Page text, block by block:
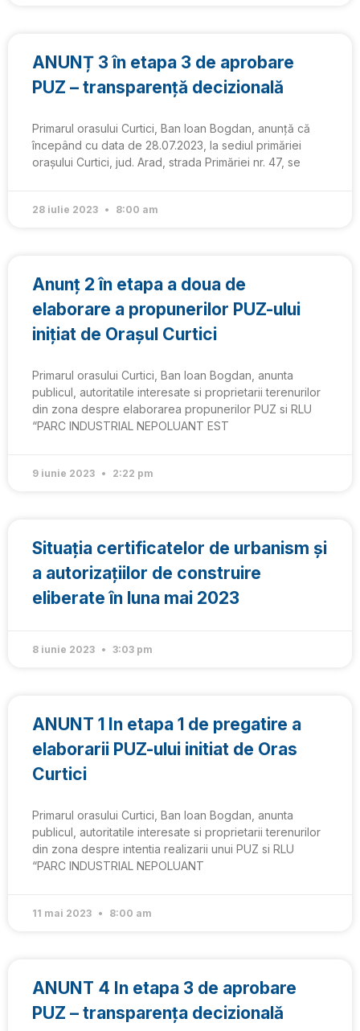
ANUNȚ 3 în etapa 3 de aprobare
PUZ – transparență decizională
Primarul orasului Curtici, Ban Ioan Bogdan, anunță că
începând cu data de 28.07.2023, la sediul primăriei
orașului Curtici, jud. Arad, strada Primăriei nr. 47, se
28 iulie 2023 8:00 am
Anunț 2 în etapa a doua de
elaborare a propunerilor PUZ-ului
inițiat de Orașul Curtici
Primarul orasului Curtici, Ban Ioan Bogdan, anunta
publicul, autoritatile interesate si proprietarii terenurilor
din zona despre elaborarea propunerilor PUZ si RLU
“PARC INDUSTRIAL NEPOLUANT EST
9 iunie 2023 2:22 pm
Situația certificatelor de urbanism și
a autorizațiilor de construire
eliberate în luna mai 2023
8 iunie 2023 3:03 pm
ANUNT 1 In etapa 1 de pregatire a
elaborarii PUZ-ului initiat de Oras
Curtici
Primarul orasului Curtici, Ban Ioan Bogdan, anunta
publicul, autoritatile interesate si proprietarii terenurilor
din zona despre intentia realizarii unui PUZ si RLU
“PARC INDUSTRIAL NEPOLUANT
11 mai 2023 8:00 am
ANUNT 4 In etapa 3 de aprobare
PUZ – transparența decizională